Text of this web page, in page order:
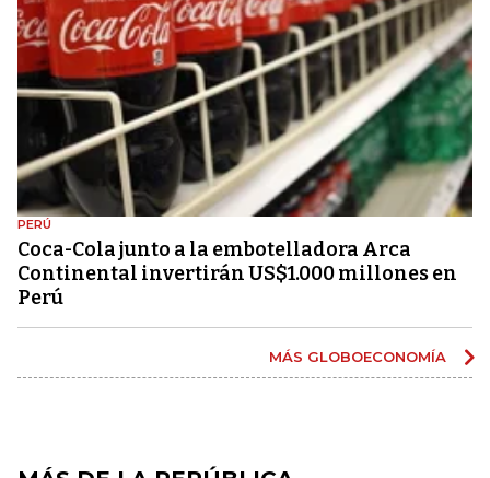
PERÚ
Coca-Cola junto a la embotelladora Arca
Continental invertirán US$1.000 millones en
Perú
MÁS GLOBOECONOMÍA